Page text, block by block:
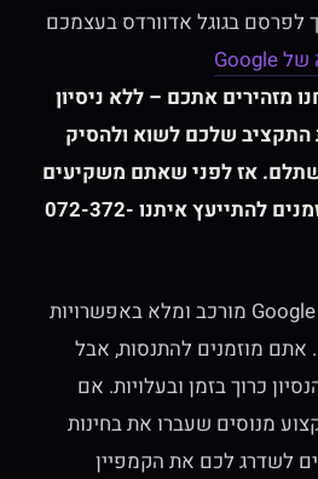
לפרסם בגוגל אדוורדס בעצמכם
מרכז העזרה של Google
מזהירים אתכם – ללא ניסיון
התקציב שלכם לשוא ולהסיק
אז לפני שאתם משקיעים
כסף וזמן יקר, אתם מוזמנים להתייעץ איתנו 072-372-
הממשק של Google Adwords מורכב ומלא באפשרויות
אתם מוזמנים להתנסות, אבל
כרוך בזמן ובעלויות. אם
מנוסים שעברו את בחינות
לשדרג לכם את הקמפיין